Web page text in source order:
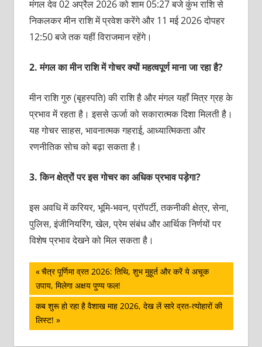
मंगल देव 02 अप्रैल 2026 को शाम 05:27 बजे कुंभ राशि से
निकलकर मीन राशि में प्रवेश करेंगे और 11 मई 2026 दोपहर
12:50 बजे तक यहीं विराजमान रहेंगे।
2.मंगल का मीन राशि में गोचर क्यों महत्वपूर्ण माना जा रहा है?
मीन राशि गुरु (बृहस्पति) की राशि है और मंगल यहाँ मित्र ग्रह के
प्रभाव में रहता है। इससे ऊर्जा को सकारात्मक दिशा मिलती है।
यह गोचर साहस, भावनात्मक गहराई, आध्यात्मिकता और
रणनीतिक सोच को बढ़ा सकता है।
3.किन क्षेत्रों पर इस गोचर का अधिक प्रभाव पड़ेगा?
इस अवधि में करियर, भूमि-भवन, प्रॉपर्टी, तकनीकी क्षेत्र, सेना,
पुलिस, इंजीनियरिंग, खेल, प्रेम संबंध और आर्थिक निर्णयों पर
विशेष प्रभाव देखने को मिल सकता है।
पोस्ट
नेविगेशन
Previous
Post:
चैत्र पूर्णिमा व्रत 2026: तिथि, शुभ मुहूर्त और करें ये अचूक
उपाय, मिलेगा अक्षय पुण्य फल!
Next
Post:
कब शुरू हो रहा है वैशाख माह 2026, देख लें सारे व्रत-त्‍योहारों की
लिस्‍ट!